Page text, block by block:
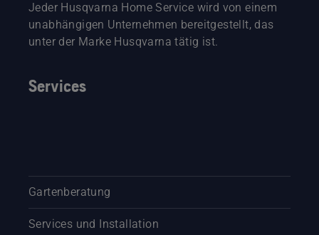
Jeder Husqvarna Home Service wird von einem
unabhängigen Unternehmen bereitgestellt, das
unter der Marke Husqvarna tätig ist.
Services
Gartenberatung
Services und Installation